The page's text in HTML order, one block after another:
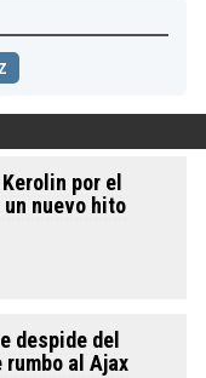
por el
nuevo hito
despide del
rumbo al Ajax